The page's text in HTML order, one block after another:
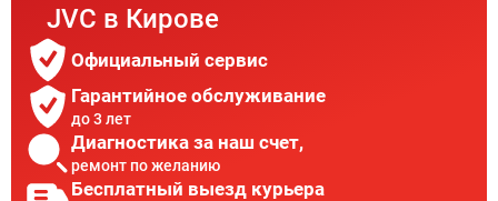
JVC в Кирове
Официальный сервис
Гарантийное обслуживание
до 3 лет
Диагностика за наш счет,
ремонт по желанию
Бесплатный выезд курьера